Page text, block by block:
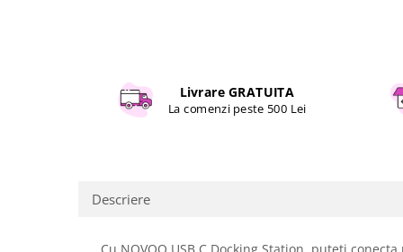
Organizare si depozitare
Sisteme Incalzire
Livrare GRATUITA
La comenzi peste 500 Lei
Descriere